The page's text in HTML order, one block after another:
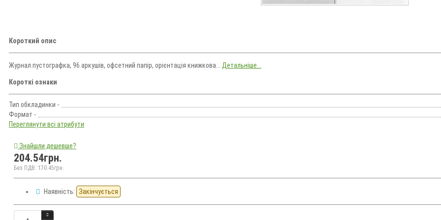
Короткий опис
Журнал пустографка, 96 аркушів, офсетний папір, орієнтація книжкова... Детальніше...
Короткі ознаки
Тип обкладинки -
Формат -
Переглянути всі атрибути
Знайшли дешевше?
204.54грн.
Без ПДВ: 170.45грн.
Наявність: Закінчується